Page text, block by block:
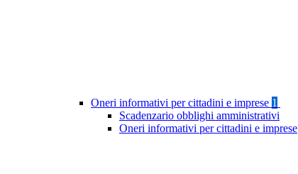
Oneri informativi per cittadini e imprese 1
Scadenzario obblighi amministrativi
Oneri informativi per cittadini e imprese